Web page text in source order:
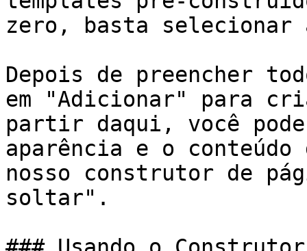
zero, basta selecionar
Depois de preencher
em "Adicionar" para
partir daqui, você
aparência e o conteúdo
nosso construtor de
soltar".